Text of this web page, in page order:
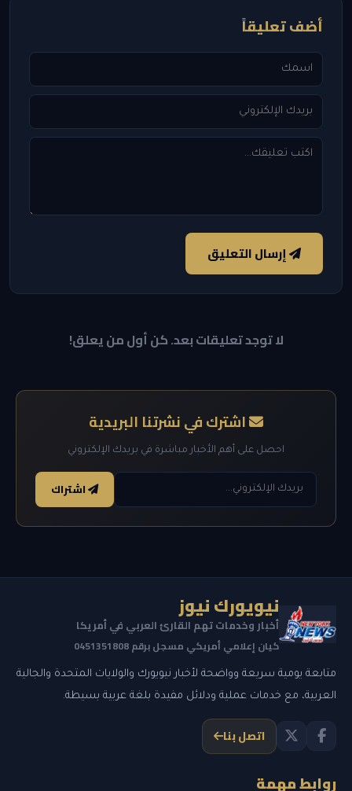
أضف تعليقاً
إرسال التعليق
لا توجد تعليقات بعد. كن أول من يعلق!
اشترك في نشرتنا البريدية
احصل على أهم الأخبار مباشرة في بريدك الإلكتروني
اشتراك
نيويورك نيوز
أخبار وخدمات تهم القارئ العربي في أمريكا
كيان إعلامي أمريكي مسجل برقم 0451351808
متابعة يومية سريعة وواضحة لأخبار نيويورك والولايات المتحدة والجالية
العربية، مع خدمات عملية ودلائل مفيدة بلغة عربية بسيطة.
اتصل بنا
روابط مهمة